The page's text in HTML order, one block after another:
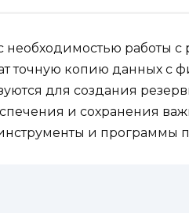
необходимостью работы
точную копию данных с
для создания
и сохранения
и программы